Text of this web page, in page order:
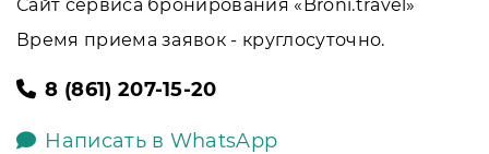
Сайт сервиса бронирования «Broni.travel»
Время приема заявок - круглосуточно.
8 (861) 207-15-20
Написать в WhatsApp